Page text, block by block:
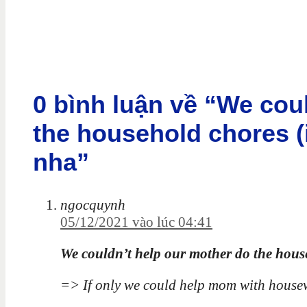
0 bình luận về “We
the household chores
nha”
ngocquynh
05/12/2021 vào lúc 04:41
We couldn’t help our mother do the
=> If only we could help mom with